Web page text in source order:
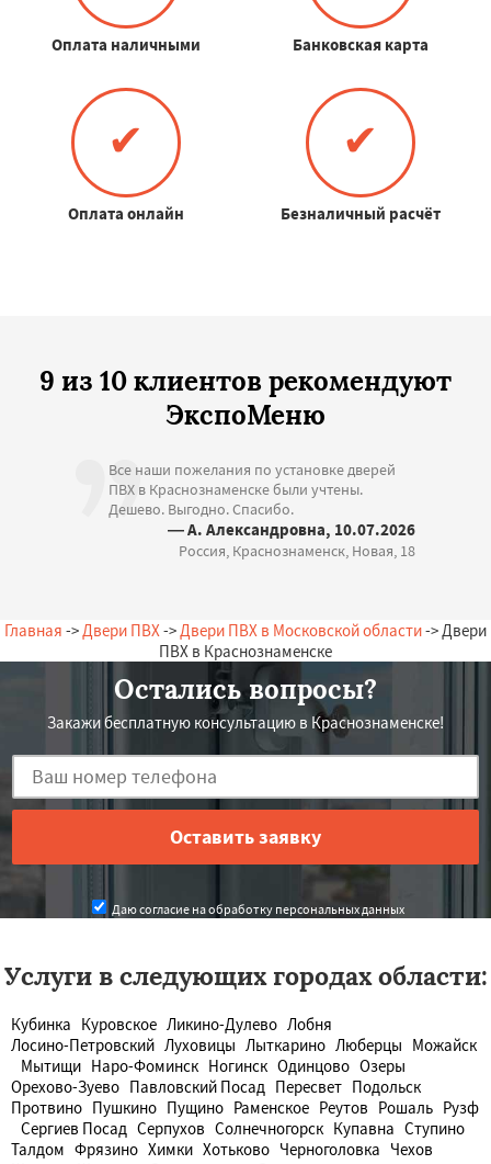
Оплата наличными Банковская карта
✔
Оплата онлайн
✔
Безналичный расчёт
9 из 10 клиентов рекомендуют
ЭкспоМеню
Все наши пожелания по установке дверей
ПВХ в Краснознаменске были учтены.
Дешево. Выгодно. Спасибо.
— А. Александровна, 10.07.2026
Россия, Краснознаменск, Новая, 18
Главная -> Двери ПВХ -> Двери ПВХ в Московской области-> Двери
ПВХ в Краснознаменске
Остались вопросы?
Закажи бесплатную консультацию в Краснознаменске!
Даю согласие на обработку персональных данных
Услуги в следующих городах области:
Кубинка Куровское Ликино-Дулево Лобня
Лосино-Петровский Луховицы Лыткарино Люберцы Можайск
Мытищи Наро-Фоминск Ногинск Одинцово Озеры
Орехово-Зуево Павловский Посад Пересвет Подольск
Протвино Пушкино Пущино Раменское Реутов Рошаль Рузф
Сергиев Посад Серпухов Солнечногорск Купавна Ступино
Талдом Фрязино Химки Хотьково Черноголовка Чехов